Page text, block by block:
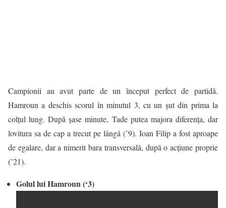
Campionii au avut parte de un început perfect de partidă.
Hamroun a deschis scorul în minutul 3, cu un şut din prima la
colţul lung. După șase minute, Tade putea majora diferenţa, dar
lovitura sa de cap a trecut pe lângă (’9). Ioan Filip a fost aproape
de egalare, dar a nimerit bara transversală, după o acţiune proprie
(’21).
Golul lui Hamroun (‘3)